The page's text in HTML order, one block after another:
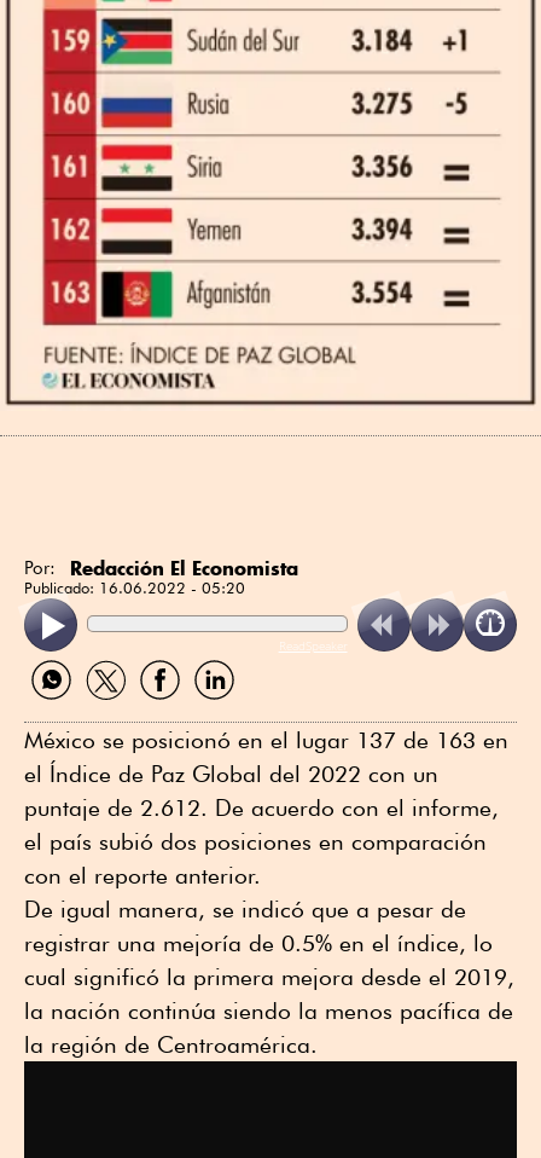
Por: Redacción El Economista
Publicado: 16.06.2022 - 05:20
ReadSpeaker
Compartir
por
Compartir
por
Compartir
por
Compartir
por
México se posicionó en el lugar 137 de 163 en
el Índice de Paz Global del 2022 con un
puntaje de 2.612. De acuerdo con el informe,
el país subió dos posiciones en comparación
con el reporte anterior.
De igual manera, se indicó que a pesar de
registrar una mejoría de 0.5% en el índice, lo
cual significó la primera mejora desde el 2019,
la nación continúa siendo la menos pacífica de
la región de Centroamérica.